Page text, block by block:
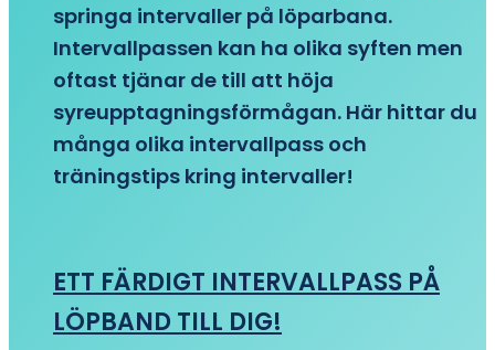
springa intervaller på löparbana.
Intervallpassen kan ha olika syften men
oftast tjänar de till att höja
syreupptagningsförmågan. Här hittar du
många olika intervallpass och
träningstips kring intervaller!
ETT FÄRDIGT INTERVALLPASS PÅ
LÖPBAND TILL DIG!